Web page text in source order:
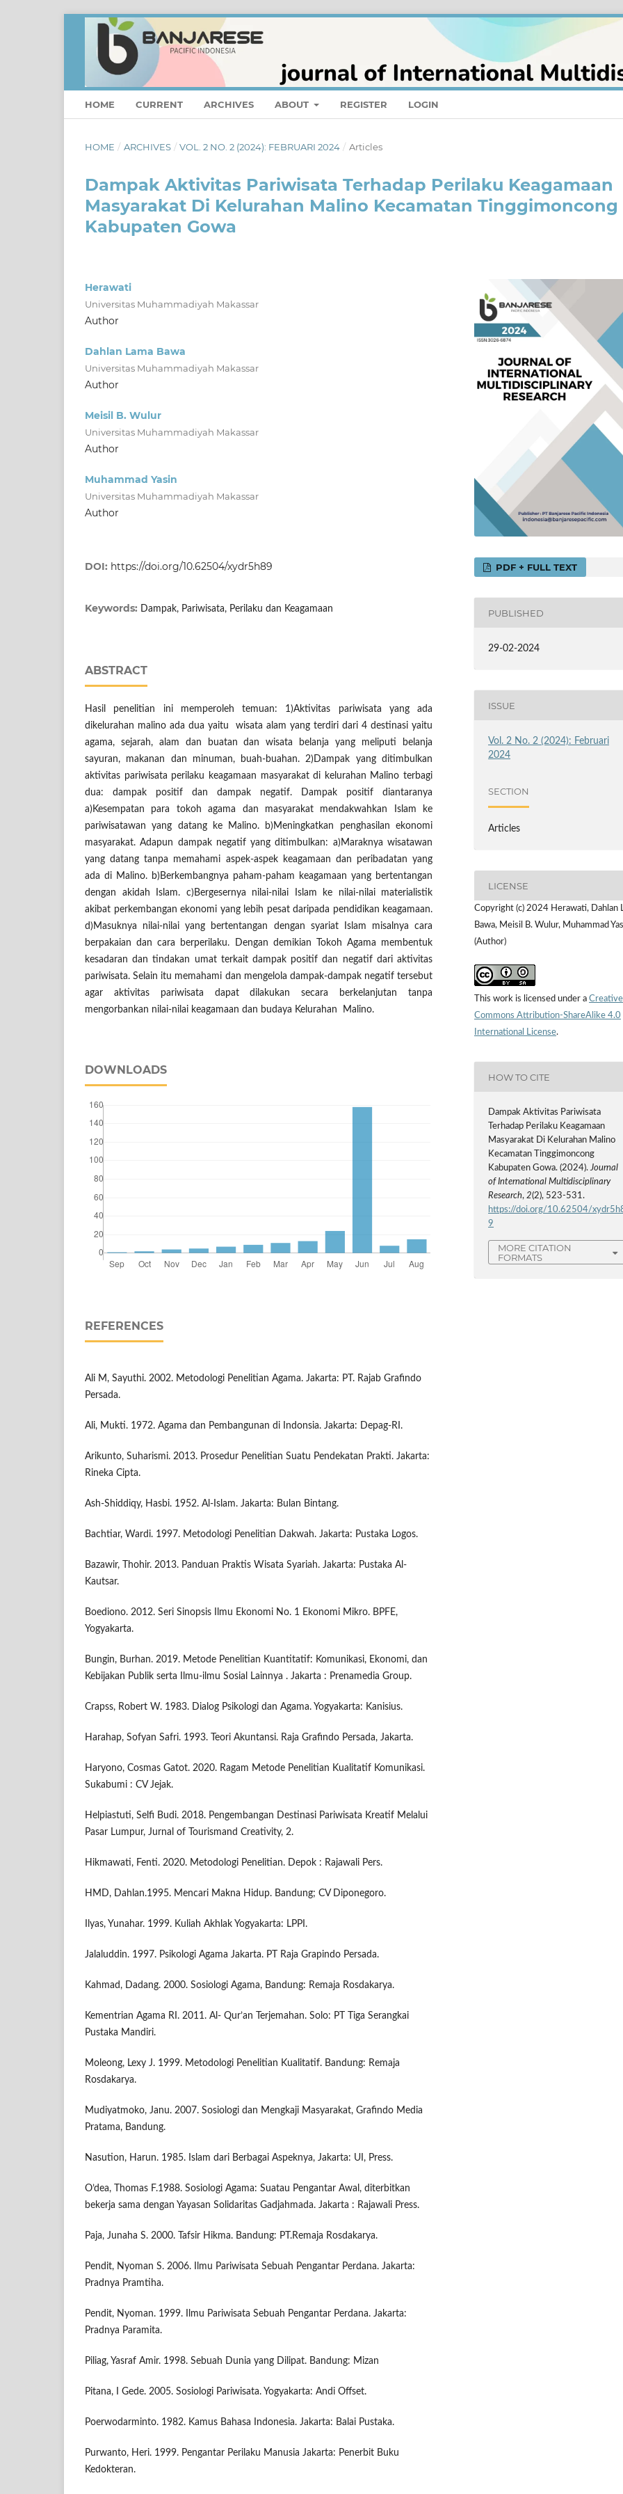
HOME CURRENT ARCHIVES ABOUT REGISTER LOGIN
HOME / ARCHIVES / VOL. 2 NO. 2 (2024): FEBRUARI 2024 / Articles
Dampak Aktivitas Pariwisata Terhadap Perilaku Keagamaan
Masyarakat Di Kelurahan Malino Kecamatan Tinggimoncong
Kabupaten Gowa
Herawati
Universitas Muhammadiyah Makassar
Author
Dahlan Lama Bawa
Universitas Muhammadiyah Makassar
Author
Meisil B. Wulur
Universitas Muhammadiyah Makassar
Author
Muhammad Yasin
Universitas Muhammadiyah Makassar
Author
DOI: https://doi.org/10.62504/xydr5h89
Keywords: Dampak, Pariwisata, Perilaku dan Keagamaan
ABSTRACT
Hasil penelitian ini memperoleh temuan: 1)Aktivitas pariwisata yang ada
dikelurahan malino ada dua yaitu wisata alam yang terdiri dari 4 destinasi yaitu
agama, sejarah, alam dan buatan dan wisata belanja yang meliputi belanja
sayuran, makanan dan minuman, buah-buahan. 2)Dampak yang ditimbulkan
aktivitas pariwisata perilaku keagamaan masyarakat di kelurahan Malino terbagi
dua: dampak positif dan dampak negatif. Dampak positif diantaranya
a)Kesempatan para tokoh agama dan masyarakat mendakwahkan Islam ke
pariwisatawan yang datang ke Malino. b)Meningkatkan penghasilan ekonomi
masyarakat. Adapun dampak negatif yang ditimbulkan: a)Maraknya wisatawan
yang datang tanpa memahami aspek-aspek keagamaan dan peribadatan yang
ada di Malino. b)Berkembangnya paham-paham keagamaan yang bertentangan
dengan akidah Islam. c)Bergesernya nilai-nilai Islam ke nilai-nilai materialistik
akibat perkembangan ekonomi yang lebih pesat daripada pendidikan keagamaan.
d)Masuknya nilai-nilai yang bertentangan dengan syariat Islam misalnya cara
berpakaian dan cara berperilaku. Dengan demikian Tokoh Agama membentuk
kesadaran dan tindakan umat terkait dampak positif dan negatif dari aktivitas
pariwisata. Selain itu memahami dan mengelola dampak-dampak negatif tersebut
agar aktivitas pariwisata dapat dilakukan secara berkelanjutan tanpa
mengorbankan nilai-nilai keagamaan dan budaya Kelurahan Malino.
DOWNLOADS
REFERENCES
Ali M, Sayuthi. 2002. Metodologi Penelitian Agama. Jakarta: PT. Rajab Grafindo
Persada.
Ali, Mukti. 1972. Agama dan Pembangunan di Indonsia. Jakarta: Depag-RI.
Arikunto, Suharismi. 2013. Prosedur Penelitian Suatu Pendekatan Prakti. Jakarta:
Rineka Cipta.
Ash-Shiddiqy, Hasbi. 1952. Al-Islam. Jakarta: Bulan Bintang.
Bachtiar, Wardi. 1997. Metodologi Penelitian Dakwah. Jakarta: Pustaka Logos.
Bazawir, Thohir. 2013. Panduan Praktis Wisata Syariah. Jakarta: Pustaka Al-
Kautsar.
Boediono. 2012. Seri Sinopsis Ilmu Ekonomi No. 1 Ekonomi Mikro. BPFE,
Yogyakarta.
Bungin, Burhan. 2019. Metode Penelitian Kuantitatif: Komunikasi, Ekonomi, dan
Kebijakan Publik serta Ilmu-ilmu Sosial Lainnya . Jakarta : Prenamedia Group.
Crapss, Robert W. 1983. Dialog Psikologi dan Agama. Yogyakarta: Kanisius.
Harahap, Sofyan Safri. 1993. Teori Akuntansi. Raja Grafindo Persada, Jakarta.
Haryono, Cosmas Gatot. 2020. Ragam Metode Penelitian Kualitatif Komunikasi.
Sukabumi : CV Jejak.
Helpiastuti, Selfi Budi. 2018. Pengembangan Destinasi Pariwisata Kreatif Melalui
Pasar Lumpur, Jurnal of Tourismand Creativity, 2.
Hikmawati, Fenti. 2020. Metodologi Penelitian. Depok : Rajawali Pers.
HMD, Dahlan.1995. Mencari Makna Hidup. Bandung; CV Diponegoro.
Ilyas, Yunahar. 1999. Kuliah Akhlak Yogyakarta: LPPI.
Jalaluddin. 1997. Psikologi Agama Jakarta. PT Raja Grapindo Persada.
Kahmad, Dadang. 2000. Sosiologi Agama, Bandung: Remaja Rosdakarya.
Kementrian Agama RI. 2011. Al- Qur’an Terjemahan. Solo: PT Tiga Serangkai
Pustaka Mandiri.
Moleong, Lexy J. 1999. Metodologi Penelitian Kualitatif. Bandung: Remaja
Rosdakarya.
Mudiyatmoko, Janu. 2007. Sosiologi dan Mengkaji Masyarakat, Grafindo Media
Pratama, Bandung.
Nasution, Harun. 1985. Islam dari Berbagai Aspeknya, Jakarta: UI, Press.
O’dea, Thomas F.1988. Sosiologi Agama: Suatau Pengantar Awal, diterbitkan
bekerja sama dengan Yayasan Solidaritas Gadjahmada. Jakarta : Rajawali Press.
Paja, Junaha S. 2000. Tafsir Hikma. Bandung: PT.Remaja Rosdakarya.
Pendit, Nyoman S. 2006. Ilmu Pariwisata Sebuah Pengantar Perdana. Jakarta:
Pradnya Pramtiha.
Pendit, Nyoman. 1999. Ilmu Pariwisata Sebuah Pengantar Perdana. Jakarta:
Pradnya Paramita.
Piliag, Yasraf Amir. 1998. Sebuah Dunia yang Dilipat. Bandung: Mizan
Pitana, I Gede. 2005. Sosiologi Pariwisata. Yogyakarta: Andi Offset.
Poerwodarminto. 1982. Kamus Bahasa Indonesia. Jakarta: Balai Pustaka.
Purwanto, Heri. 1999. Pengantar Perilaku Manusia Jakarta: Penerbit Buku
Kedokteran.
PDF + FULL TEXT
PUBLISHED
29-02-2024
ISSUE
Vol. 2 No. 2 (2024): Februari
2024
SECTION
Articles
LICENSE
Copyright (c) 2024 Herawati, Dahlan
Bawa, Meisil B. Wulur, Muhammad
(Author)
This work is licensed under a Creative
Commons Attribution-ShareAlike 4.0
International License.
HOW TO CITE
Dampak Aktivitas Pariwisata
Terhadap Perilaku Keagamaan
Masyarakat Di Kelurahan Malino
Kecamatan Tinggimoncong
Kabupaten Gowa. (2024).Journal
of International Multidisciplinary
Research,2(2), 523-531.
https://doi.org/10.62504/
9
MORE CITATION
FORMATS